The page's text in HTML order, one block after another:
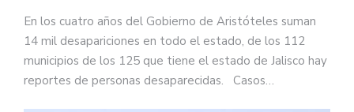
En los cuatro años del Gobierno de Aristóteles suman
14 mil desapariciones en todo el estado, de los 112
municipios de los 125 que tiene el estado de Jalisco hay
reportes de personas desaparecidas. Casos…